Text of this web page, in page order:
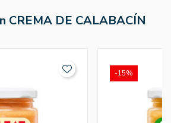
CREMA DE CALABACÍN
-15%